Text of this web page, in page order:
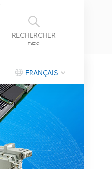
RECHERCHER
DES
FRANÇAIS